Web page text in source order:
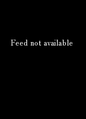
Feed not available